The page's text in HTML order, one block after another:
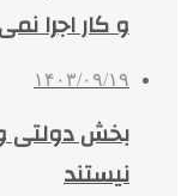
و کار اجرا
۱۴۰۳/۰۹/۱۹
بخش دولتی
نیستند